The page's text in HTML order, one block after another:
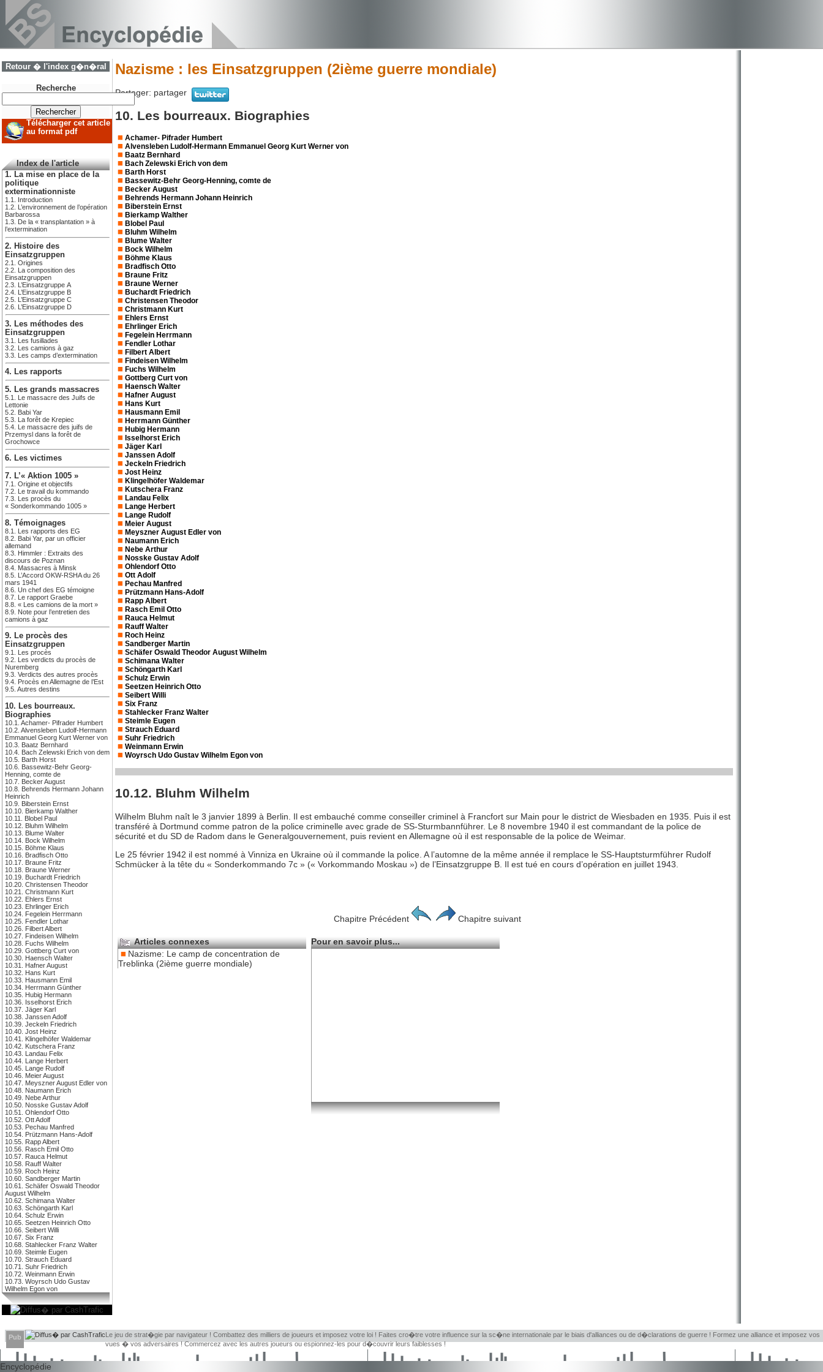
Retour � l'index g�n�ral
Recherche
Télécharger cet article
au format pdf
Index de l'article
1. La mise en place de la
politique
exterminationniste
1.1. Introduction
1.2. L’environnement de l’opération
Barbarossa
1.3. De la « transplantation » à
l’extermination
2. Histoire des
Einsatzgruppen
2.1. Origines
2.2. La composition des
Einsatzgruppen
2.3. L’Einsatzgruppe A
2.4. L’Einsatzgruppe B
2.5. L’Einsatzgruppe C
2.6. L’Einsatzgruppe D
3. Les méthodes des
Einsatzgruppen
3.1. Les fusillades
3.2. Les camions à gaz
3.3. Les camps d’extermination
4. Les rapports
5. Les grands massacres
5.1. Le massacre des Juifs de
Lettonie
5.2. Babi Yar
5.3. La forêt de Krepiec
5.4. Le massacre des juifs de
Przemysl dans la forêt de
Grochowce
6. Les victimes
7. L’« Aktion 1005 »
7.1. Origine et objectifs
7.2. Le travail du kommando
7.3. Les procès du
« Sonderkommando 1005 »
8. Témoignages
8.1. Les rapports des EG
8.2. Babi Yar, par un officier
allemand
8.3. Himmler : Extraits des
discours de Poznan
8.4. Massacres à Minsk
8.5. L’Accord OKW-RSHA du 26
mars 1941
8.6. Un chef des EG témoigne
8.7. Le rapport Graebe
8.8. « Les camions de la mort »
8.9. Note pour l’entretien des
camions à gaz
9. Le procès des
Einsatzgruppen
9.1. Les procès
9.2. Les verdicts du procès de
Nuremberg
9.3. Verdicts des autres procès
9.4. Procès en Allemagne de l’Est
9.5. Autres destins
10. Les bourreaux.
Biographies
10.1. Achamer- Pifrader Humbert
10.2. Alvensleben Ludolf-Hermann
Emmanuel Georg Kurt Werner von
10.3. Baatz Bernhard
10.4. Bach Zelewski Erich von dem
10.5. Barth Horst
10.6. Bassewitz-Behr Georg-
Henning, comte de
10.7. Becker August
10.8. Behrends Hermann Johann
Heinrich
10.9. Biberstein Ernst
10.10. Bierkamp Walther
10.11. Blobel Paul
10.12. Bluhm Wilhelm
10.13. Blume Walter
10.14. Bock Wilhelm
10.15. Böhme Klaus
10.16. Bradfisch Otto
10.17. Braune Fritz
10.18. Braune Werner
10.19. Buchardt Friedrich
10.20. Christensen Theodor
10.21. Christmann Kurt
10.22. Ehlers Ernst
10.23. Ehrlinger Erich
10.24. Fegelein Herrmann
10.25. Fendler Lothar
10.26. Filbert Albert
10.27. Findeisen Wilhelm
10.28. Fuchs Wilhelm
10.29. Gottberg Curt von
10.30. Haensch Walter
10.31. Hafner August
10.32. Hans Kurt
10.33. Hausmann Emil
10.34. Herrmann Günther
10.35. Hubig Hermann
10.36. Isselhorst Erich
10.37. Jäger Karl
10.38. Janssen Adolf
10.39. Jeckeln Friedrich
10.40. Jost Heinz
10.41. Klingelhöfer Waldemar
10.42. Kutschera Franz
10.43. Landau Felix
10.44. Lange Herbert
10.45. Lange Rudolf
10.46. Meier August
10.47. Meyszner August Edler von
10.48. Naumann Erich
10.49. Nebe Arthur
10.50. Nosske Gustav Adolf
10.51. Ohlendorf Otto
10.52. Ott Adolf
10.53. Pechau Manfred
10.54. Prützmann Hans-Adolf
10.55. Rapp Albert
10.56. Rasch Emil Otto
10.57. Rauca Helmut
10.58. Rauff Walter
10.59. Roch Heinz
10.60. Sandberger Martin
10.61. Schäfer Oswald Theodor
August Wilhelm
10.62. Schimana Walter
10.63. Schöngarth Karl
10.64. Schulz Erwin
10.65. Seetzen Heinrich Otto
10.66. Seibert Willi
10.67. Six Franz
10.68. Stahlecker Franz Walter
10.69. Steimle Eugen
10.70. Strauch Eduard
10.71. Suhr Friedrich
10.72. Weinmann Erwin
10.73. Woyrsch Udo Gustav
Wilhelm Egon von
Nazisme : les Einsatzgruppen (2ième guerre mondiale)
Partager: partager
10. Les bourreaux. Biographies
Achamer- Pifrader Humbert
Alvensleben Ludolf-Hermann Emmanuel Georg Kurt Werner von
Baatz Bernhard
Bach Zelewski Erich von dem
Barth Horst
Bassewitz-Behr Georg-Henning, comte de
Becker August
Behrends Hermann Johann Heinrich
Biberstein Ernst
Bierkamp Walther
Blobel Paul
Bluhm Wilhelm
Blume Walter
Bock Wilhelm
Böhme Klaus
Bradfisch Otto
Braune Fritz
Braune Werner
Buchardt Friedrich
Christensen Theodor
Christmann Kurt
Ehlers Ernst
Ehrlinger Erich
Fegelein Herrmann
Fendler Lothar
Filbert Albert
Findeisen Wilhelm
Fuchs Wilhelm
Gottberg Curt von
Haensch Walter
Hafner August
Hans Kurt
Hausmann Emil
Herrmann Günther
Hubig Hermann
Isselhorst Erich
Jäger Karl
Janssen Adolf
Jeckeln Friedrich
Jost Heinz
Klingelhöfer Waldemar
Kutschera Franz
Landau Felix
Lange Herbert
Lange Rudolf
Meier August
Meyszner August Edler von
Naumann Erich
Nebe Arthur
Nosske Gustav Adolf
Ohlendorf Otto
Ott Adolf
Pechau Manfred
Prützmann Hans-Adolf
Rapp Albert
Rasch Emil Otto
Rauca Helmut
Rauff Walter
Roch Heinz
Sandberger Martin
Schäfer Oswald Theodor August Wilhelm
Schimana Walter
Schöngarth Karl
Schulz Erwin
Seetzen Heinrich Otto
Seibert Willi
Six Franz
Stahlecker Franz Walter
Steimle Eugen
Strauch Eduard
Suhr Friedrich
Weinmann Erwin
Woyrsch Udo Gustav Wilhelm Egon von
10.12. Bluhm Wilhelm
Wilhelm Bluhm naît le 3 janvier 1899 à Berlin. Il est embauché comme conseiller criminel à Francfort sur Main pour le district de Wiesbaden en 1935. Puis il est
transféré à Dortmund comme patron de la police criminelle avec grade de SS-Sturmbannführer. Le 8 novembre 1940 il est commandant de la police de
sécurité et du SD de Radom dans le Generalgouvernement, puis revient en Allemagne où il est responsable de la police de Weimar.
Le 25 février 1942 il est nommé à Vinniza en Ukraine où il commande la police. A l’automne de la même année il remplace le SS-Hauptsturmführer Rudolf
Schmücker à la tête du « Sonderkommando 7c » (« Vorkommando Moskau ») de l’Einsatzgruppe B. Il est tué en cours d’opération en juillet 1943.
Chapitre Précédent Chapitre suivant
Articles connexes
Nazisme: Le camp de concentration de
Treblinka (2ième guerre mondiale)
Pour en savoir plus...
Pub
Le jeu de strat�gie par navigateur ! Combattez des milliers de joueurs et imposez votre loi ! Faites cro�tre votre influence sur la sc�ne internationale par le biais d'alliances ou de d�clarations de guerre ! Formez une alliance et imposez vos
vues � vos adversaires ! Commercez avec les autres joueurs ou espionnez-les pour d�couvrir leurs faiblesses !
Encyclopédie